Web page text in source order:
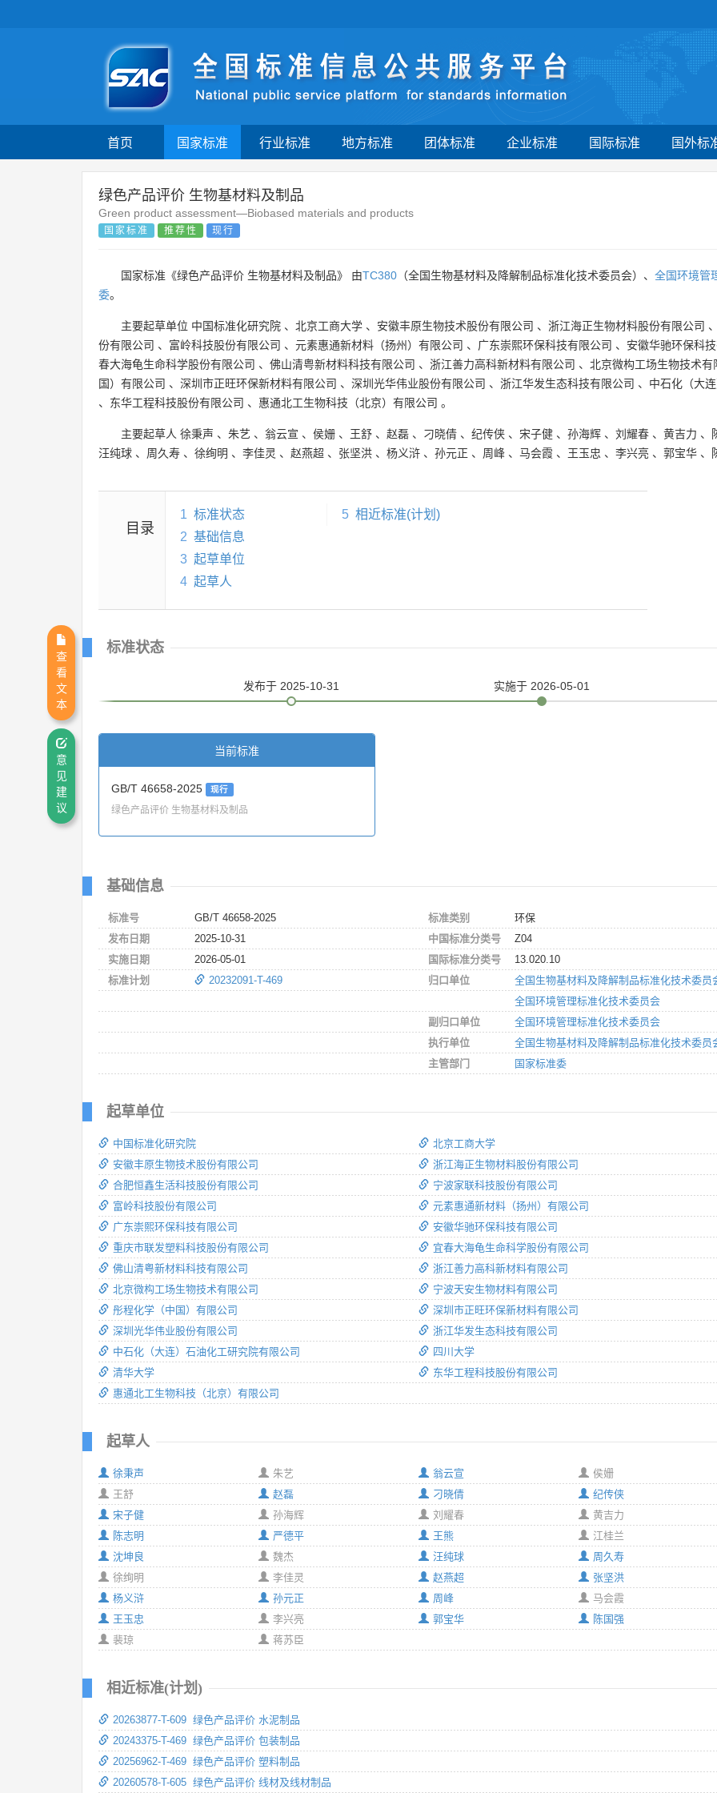
首页 国家标准 行业标准 地方标准 团体标准 企业标准 国际标准 国外标
绿色产品评价 生物基材料及制品
Green product assessment—Biobased materials and products
国家标准 推荐性 现行
国家标准《绿色产品评价 生物基材料及制品》 由TC380 （全国生物基材料及降解制品标准化技术委员会）、 全国环境管
委。
主要起草单位 中国标准化研究院 、 北京工商大学 、 安徽丰原生物技术股份有限公司 、 浙江海正生物材料股份有限公司 、
份有限公司 、 富岭科技股份有限公司 、 元素惠通新材料（扬州）有限公司 、 广东崇熙环保科技有限公司 、 安徽华驰环保科
春大海龟生命科学股份有限公司 、 佛山清粤新材料科技有限公司 、 浙江善力高科新材料有限公司 、 北京微构工场生物技术有
国）有限公司 、 深圳市正旺环保新材料有限公司 、 深圳光华伟业股份有限公司 、 浙江华发生态科技有限公司 、 中石化（大
、 东华工程科技股份有限公司 、 惠通北工生物科技（北京）有限公司 。
主要起草人 徐秉声 、 朱艺 、 翁云宣 、 侯姗 、 王舒 、 赵磊 、 刁晓倩 、 纪传侠 、 宋子健 、 孙海辉 、 刘耀春 、 黄吉力 、
汪纯球 、 周久寿 、 徐绚明 、 李佳灵 、 赵燕超 、 张坚洪 、 杨义浒 、 孙元正 、 周峰 、 马会霞 、 王玉忠 、 李兴亮 、 郭宝华 、
目录
1 标准状态
2 基础信息
3 起草单位
4 起草人
5 相近标准(计划)
标准状态
发布于 2025-10-31 实施于 2026-05-01
当前标准
GB/T 46658-2025 现行
绿色产品评价 生物基材料及制品
基础信息
标准号
GB/T 46658-2025
发布日期
2025-10-31
实施日期
2026-05-01
标准计划
20232091-T-469
标准类别
环保
中国标准分类号
Z04
国际标准分类号
13.020.10
归口单位
全国生物基材料及降解制品标准化技术委员
全国环境管理标准化技术委员会
副归口单位
全国环境管理标准化技术委员会
执行单位
全国生物基材料及降解制品标准化技术委员
主管部门
国家标准委
起草单位
中国标准化研究院
安徽丰原生物技术股份有限公司
合肥恒鑫生活科技股份有限公司
富岭科技股份有限公司
广东崇熙环保科技有限公司
重庆市联发塑料科技股份有限公司
佛山清粤新材料科技有限公司
北京微构工场生物技术有限公司
彤程化学（中国）有限公司
深圳光华伟业股份有限公司
中石化（大连）石油化工研究院有限公司
清华大学
惠通北工生物科技（北京）有限公司
北京工商大学
浙江海正生物材料股份有限公司
宁波家联科技股份有限公司
元素惠通新材料（扬州）有限公司
安徽华驰环保科技有限公司
宜春大海龟生命科学股份有限公司
浙江善力高科新材料有限公司
宁波天安生物材料有限公司
深圳市正旺环保新材料有限公司
浙江华发生态科技有限公司
四川大学
东华工程科技股份有限公司
起草人
徐秉声
朱艺
王舒
赵磊
宋子健
孙海辉
陈志明
严德平
沈坤良
魏杰
徐绚明
李佳灵
杨义浒
孙元正
王玉忠
李兴亮
裴琼
蒋苏臣
翁云宣
侯姗
刁晓倩
纪传侠
刘耀春
黄吉力
王熊
江桂兰
汪纯球
周久寿
赵燕超
张坚洪
周峰
马会霞
郭宝华
陈国强
相近标准(计划)
20263877-T-609 绿色产品评价 水泥制品
20243375-T-469 绿色产品评价 包装制品
20256962-T-469 绿色产品评价 塑料制品
20260578-T-605 绿色产品评价 线材及线材制品
查
看
文
本
意
见
建
议